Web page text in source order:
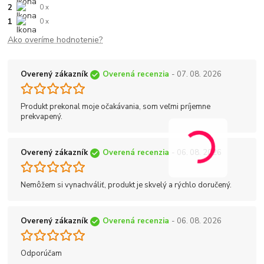
2 0 x
1 0 x
Ako overíme hodnotenie?
Overený zákazník Overená recenzia - 07. 08. 2026
Produkt prekonal moje očakávania, som veľmi príjemne
prekvapený.
Overený zákazník Overená recenzia - 06. 08. 2026
Nemôžem si vynachváliť, produkt je skvelý a rýchlo doručený.
Overený zákazník Overená recenzia - 06. 08. 2026
Odporúčam